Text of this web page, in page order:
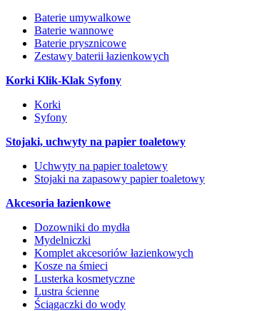
Baterie umywalkowe
Baterie wannowe
Baterie prysznicowe
Zestawy baterii łazienkowych
Korki Klik-Klak Syfony
Korki
Syfony
Stojaki, uchwyty na papier toaletowy
Uchwyty na papier toaletowy
Stojaki na zapasowy papier toaletowy
Akcesoria łazienkowe
Dozowniki do mydła
Mydelniczki
Komplet akcesoriów łazienkowych
Kosze na śmieci
Lusterka kosmetyczne
Lustra ścienne
Ściągaczki do wody